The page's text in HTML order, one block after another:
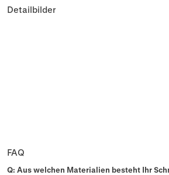
Detailbilder
FAQ
Q: Aus welchen Materialien besteht Ihr